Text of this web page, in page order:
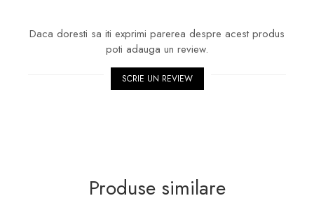
Daca doresti sa iti exprimi parerea despre acest produs
poti adauga un review.
SCRIE UN REVIEW
Produse similare